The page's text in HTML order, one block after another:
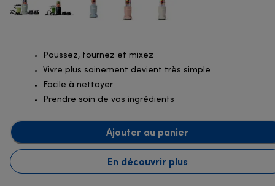
Poussez, tournez et mixez
Vivre plus sainement devient très simple
Facile à nettoyer
Prendre soin de vos ingrédients
Ajouter au panier
En découvrir plus